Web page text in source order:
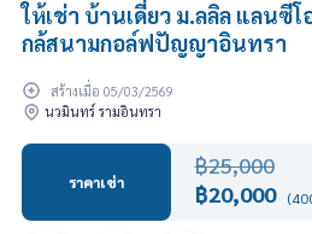
ให้เช่า บ้านเดี่ยว ม.ลลิล แลนซี
กล้สนามกอล์ฟปัญญาอินทรา
สร้างเมื่อ 05/03/2569
นวมินทร์ รามอินทรา
ราคาเช่า
฿25,000
฿20,000